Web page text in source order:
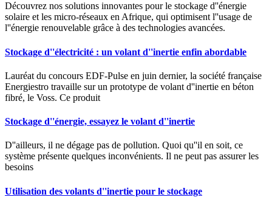
Découvrez nos solutions innovantes pour le stockage d''énergie
solaire et les micro-réseaux en Afrique, qui optimisent l''usage de
l''énergie renouvelable grâce à des technologies avancées.
Stockage d''électricité : un volant d''inertie enfin abordable
Lauréat du concours EDF-Pulse en juin dernier, la société française
Energiestro travaille sur un prototype de volant d''inertie en béton
fibré, le Voss. Ce produit
Stockage d''énergie, essayez le volant d''inertie
D''ailleurs, il ne dégage pas de pollution. Quoi qu''il en soit, ce
système présente quelques inconvénients. Il ne peut pas assurer les
besoins
Utilisation des volants d''inertie pour le stockage